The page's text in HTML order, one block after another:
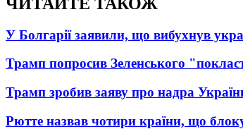
У Болгарії заявили, що вибухнув
Трамп попросив Зеленського
Трамп зробив заяву про надра
Рютте назвав чотири країни, що